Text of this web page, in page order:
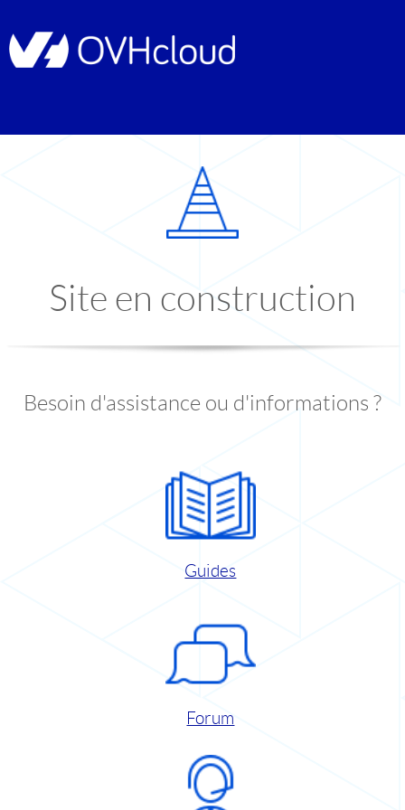
Site en construction
Besoin d'assistance ou d'informations ?
Guides
Forum